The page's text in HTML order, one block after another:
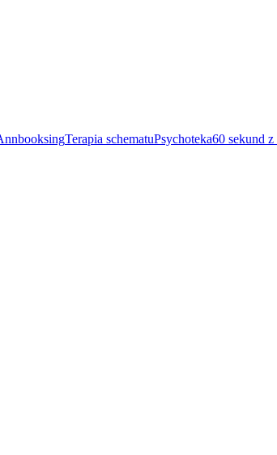
Terapia schematuPsychoteka60 sekund